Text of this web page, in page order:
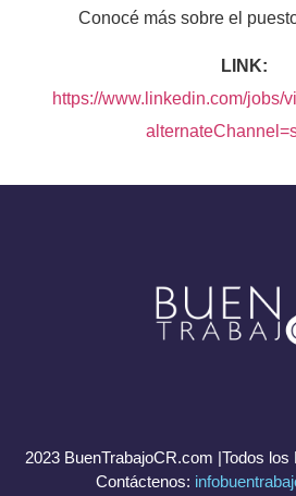
Conocé más sobre el
LINK:
https://www.linkedin.com/jobs/
2023 BuenTrabajoCR.com |Todos
Contáctenos: